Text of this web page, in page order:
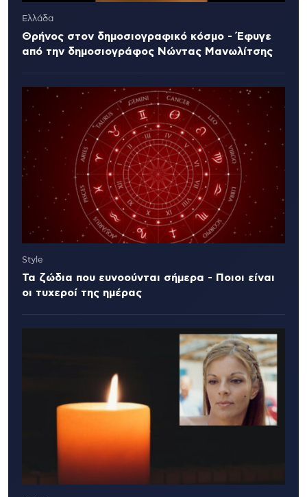
Ελλάδα
Θρήνος στον δημοσιογραφικό κόσμο - Έφυγε
από την δημοσιογράφος Νώντας Μανωλίτσης
Style
Τα ζώδια που ευνοούνται σήμερα - Ποιοι είναι
οι τυχεροί της ημέρας